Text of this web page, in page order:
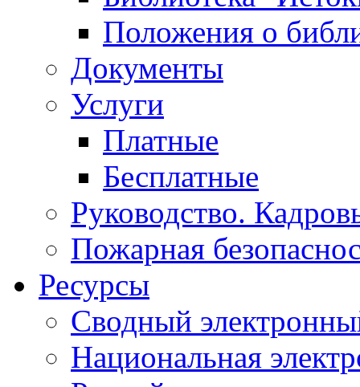
Положения о
Документы
Услуги
Платные
Бесплатные
Руководство.
Пожарная
Ресурсы
Сводный
Национальная